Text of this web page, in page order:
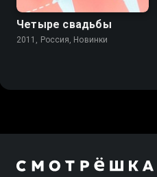
Четыре свадьбы
2011, Россия, Новинки